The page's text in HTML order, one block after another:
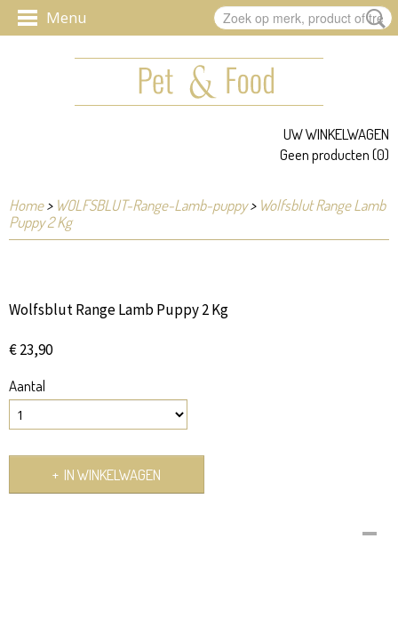
UW WINKELWAGEN
Geen producten(0)
Home> WOLFSBLUT-Range-Lamb-puppy> Wolfsblut Range Lamb
Puppy 2 Kg
Wolfsblut Range Lamb Puppy 2 Kg
€ 23,90
Aantal
IN WINKELWAGEN